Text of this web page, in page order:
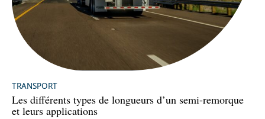
TRANSPORT
Les différents types de longueurs d’un semi-remorque
et leurs applications